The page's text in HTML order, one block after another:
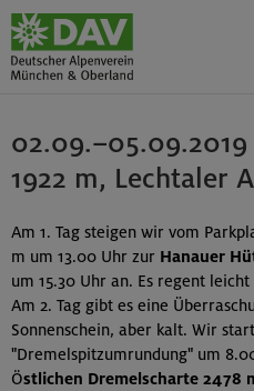
1922 m, Lechtaler
Am 1. Tag steigen wir vom
m um 13.00 Uhr zur Hanauer
um 15.30 Uhr an. Es regent
Am 2. Tag gibt es eine
Sonnenschein, aber kalt. Wir
"Dremelspitzumrundung" um
Östlichen Dremelscharte 2478